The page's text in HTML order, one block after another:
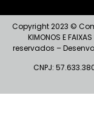
Copyright 2023 ©
KIMONOS E
reservados –
CNPJ: